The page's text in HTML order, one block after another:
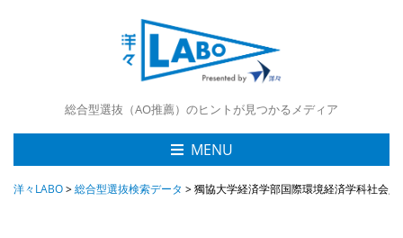
総合型選抜（AO推薦）のヒントが見つかるメディア
MENU
洋々LABO>総合型選抜検索データ >獨協大学経済学部国際環境経済学科社会人